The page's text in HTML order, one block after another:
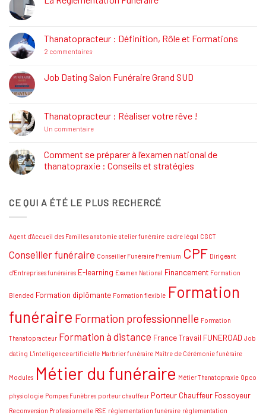
La
Réglementation
Funéraire
Thanatopracteur : Définition, Rôle et Formations
2 commentairessur
Définition,
Rôle
Job Dating Salon Funéraire Grand SUD
Job
Dating
Salon
SUD
Thanatopracteur : Réaliser votre rêve !
Un commentairesur
Réaliser
votre
rêve
Comment se préparer à l’examen national de
thanatopraxie : Conseils et stratégies
Comment
se
national
thanatopraxie
Conseils
CE QUI A ÉTÉ LE PLUS RECHERCÉ
Agent d'Accueil des Familles anatomie atelier funéraire cadre légal CGCT
Conseiller funéraire Conseiller Funéraire Premium CPF Dirigeant
d'Entreprises funéraires E-learning Examen National Financement Formation
Blended Formation diplômante Formation flexible Formation
funéraire Formation professionnelle Formation
Thanatopracteur Formation à distance France Travail FUNEROAD Job
dating L'intelligence artificielle Marbrier funéraire Maître de Cérémonie funéraire
Modules Métier du funéraire Métier Thanatopraxie Opco
physiologie Pompes Funèbres porteur chauffeur Porteur Chauffeur Fossoyeur
Reconversion Professionnelle RSE réglementation funéraire réglementation